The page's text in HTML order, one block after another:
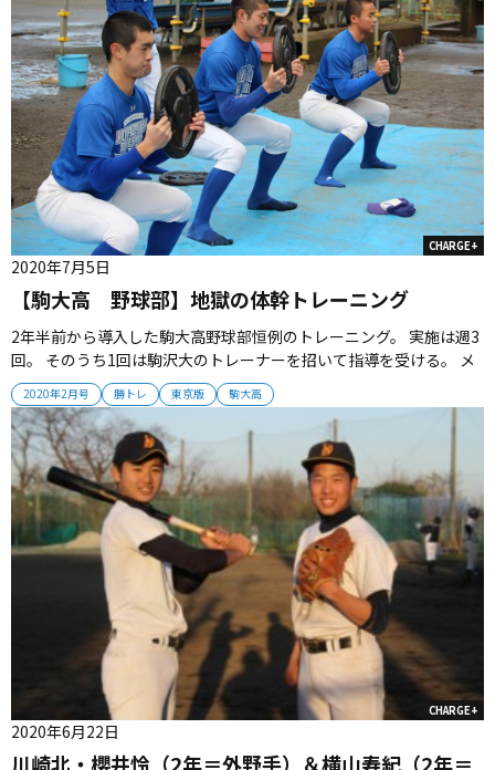
CHARGE+
2020年2月号 勝トレ 東京版 駒大高
【駒大高 野球部】地獄の体幹トレーニング
2020年7月5日
2年半前から導入した駒大高野球部恒例のトレーニング。 実施は週3
回。 そのうち1回は駒沢大のトレーナーを招いて指導を受ける。 メ
ニューは20種目以上。 それによって鍛えられる場所、どういうプレ
ーに効果があるのかの説明も受ける。 導入当初は30分も持たずに根
を上げていた選手たちも、今は10キロや15キロのプレートを持ち
な...
CHARGE+
川崎北・櫻井怜（2年＝外野手）＆横山寿紀（2年＝
2020年6月22日